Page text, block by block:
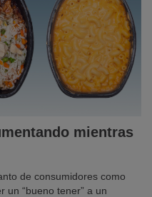
mientras
de consumidores como
un “bueno tener” a un